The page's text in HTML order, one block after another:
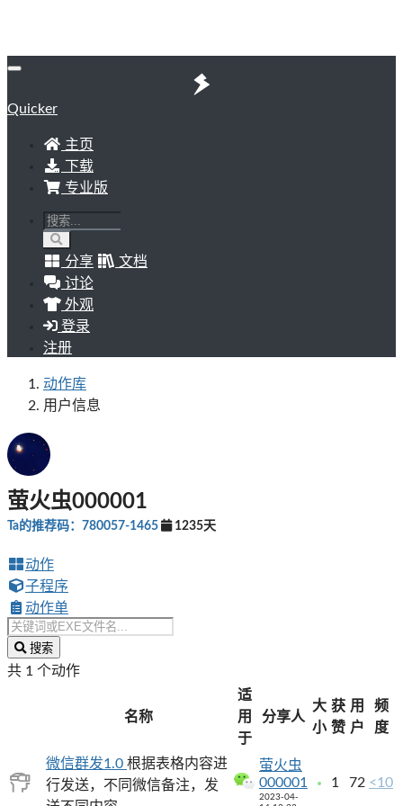
Quicker
主页
下载
专业版
分享
文档
讨论
外观
登录
注册
动作库
用户信息
萤火虫000001
Ta的推荐码：780057-1465 1235天
动作
子程序
动作单
搜索
共 1 个动作
名称
适
用
于
分享人
大
小
获
赞
用
户
频
度
微信群发1.0 根据表格内容进
行发送，不同微信备注，发
萤火虫
000001
2023-04-
1 72 <10